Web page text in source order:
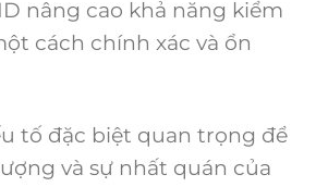
nâng cao khả năng kiểm
cách chính xác và ổn
tố đặc biệt quan trọng để
và sự nhất quán của